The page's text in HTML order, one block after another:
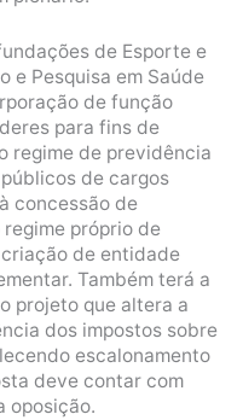
de Esporte e
e Pesquisa em Saúde
de função
para fins de
regime de previdência
de cargos
concessão de
próprio de
de entidade
Também terá a
projeto que altera a
dos impostos sobre
escalonamento
deve contar com
oposição.